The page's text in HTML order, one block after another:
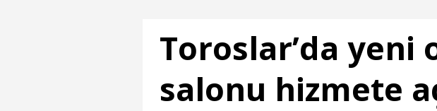
Toroslar’da yeni
salonu hizmete